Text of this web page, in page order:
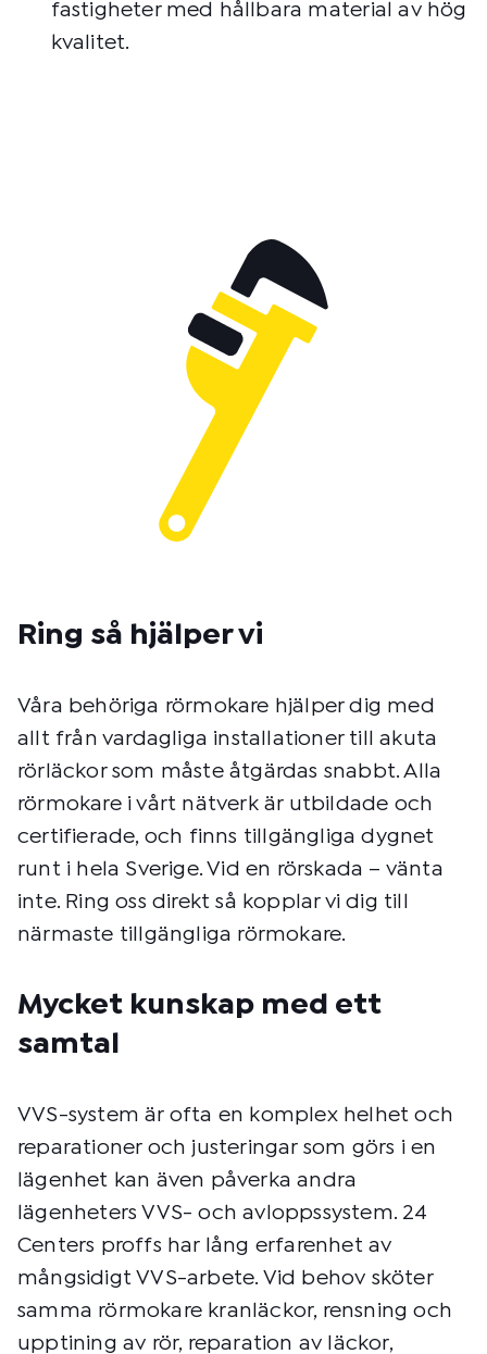
fastigheter med hållbara material av hög
kvalitet.
Ring så hjälper vi
Våra behöriga rörmokare hjälper dig med
allt från vardagliga installationer till akuta
rörläckor som måste åtgärdas snabbt. Alla
rörmokare i vårt nätverk är utbildade och
certifierade, och finns tillgängliga dygnet
runt i hela Sverige. Vid en rörskada – vänta
inte. Ring oss direkt så kopplar vi dig till
närmaste tillgängliga rörmokare.
Mycket kunskap med ett
samtal
VVS-system är ofta en komplex helhet och
reparationer och justeringar som görs i en
lägenhet kan även påverka andra
lägenheters VVS- och avloppssystem. 24
Centers proffs har lång erfarenhet av
mångsidigt VVS-arbete. Vid behov sköter
samma rörmokare kranläckor, rensning och
upptining av rör, reparation av läckor,